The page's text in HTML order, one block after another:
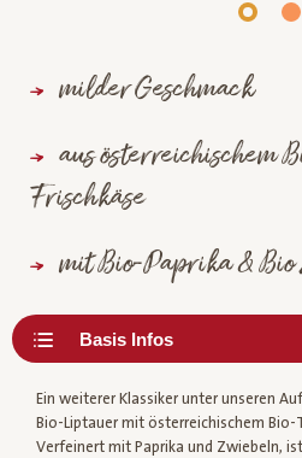
milder Geschmack
aus österreichischem
Frischkäse
mit Bio-Paprika &
Ein weiterer Klassiker unter unseren
Bio-Liptauer mit österreichischem Bio-
Verfeinert mit Paprika und Zwiebeln,